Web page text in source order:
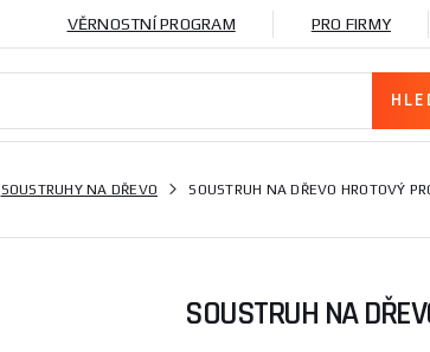
VĚRNOSTNÍ PROGRAM PRO FIRMY
SOUSTRUHY NA DŘEVO SOUSTRUH NA DŘEVO HROTOVÝ
SOUSTRUH NA